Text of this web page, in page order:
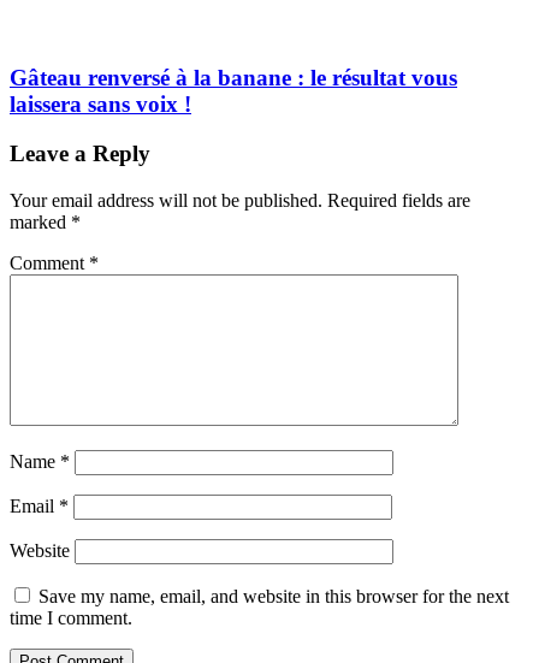
Gâteau renversé à la banane : le résultat vous
laissera sans voix !
Leave a Reply
Your email address will not be published. Required fields are
marked *
Comment *
Name *
Email *
Website
Save my name, email, and website in this browser for the next
time I comment.